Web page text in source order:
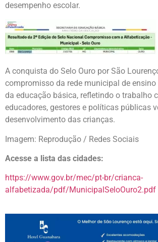
desempenho escolar.
A conquista do Selo Ouro por São
compromisso da rede municipal de
da educação básica, refletindo o trabalho
educadores, gestores e políticas públicas
desenvolvimento das crianças.
Imagem: Reprodução / Redes Sociais
Acesse a lista das cidades:
https://www.gov.br/mec/pt-br/crianca-
alfabetizada/pdf/MunicipalSeloOuro2.pdf